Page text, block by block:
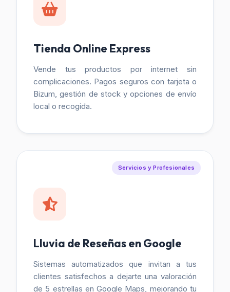
Tienda Online Express
Vende tus productos por internet sin
complicaciones. Pagos seguros con tarjeta o
Bizum, gestión de stock y opciones de envío
local o recogida.
Servicios y Profesionales
Lluvia de Reseñas en Google
Sistemas automatizados que invitan a tus
clientes satisfechos a dejarte una valoración
de 5 estrellas en Google Maps, mejorando tu